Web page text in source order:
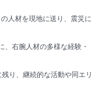
人材を現地に送り、震災に
、右腕人材の多様な経験・
り、継続的な活動や同エリ